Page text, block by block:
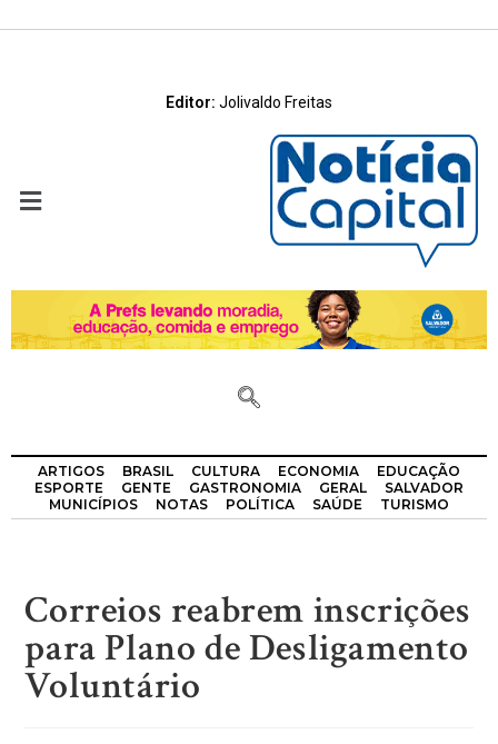
Editor: Jolivaldo Freitas
ARTIGOS BRASIL CULTURA ECONOMIA
EDUCAÇÃO
ESPORTE
GENTE GASTRONOMIA GERAL
SALVADOR
MUNICÍPIOS
NOTAS POLÍTICA SAÚDE TURISMO
Correios reabrem inscrições
para Plano de Desligamento
Voluntário